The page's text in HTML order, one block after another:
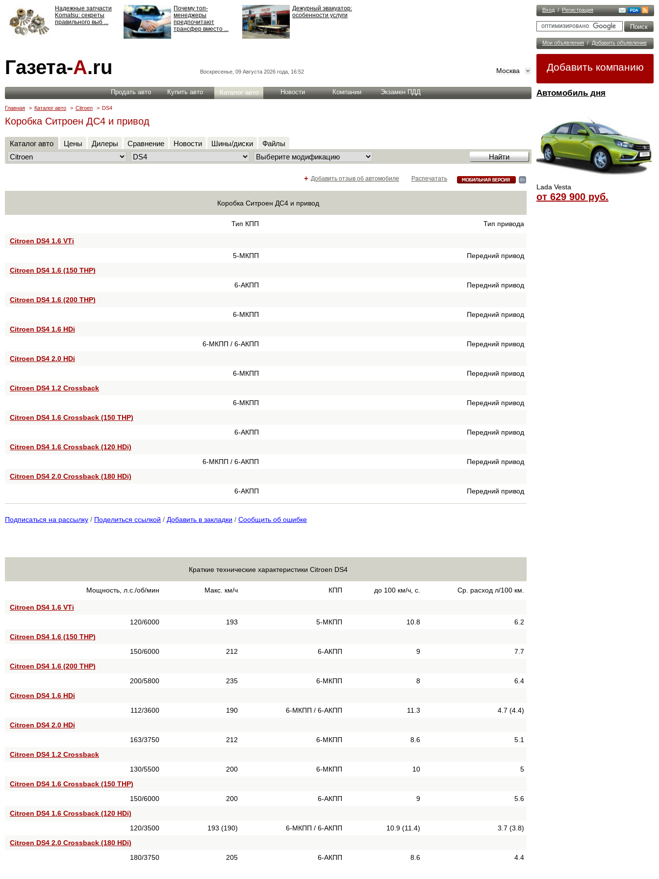
Вход / Регистрация
Мои объявления / Добавить объявление
Добавить компанию
Автомобиль дня
Lada Vesta
от 629 900 руб.
Надежные запчасти
Komatsu: секреты
правильного выб ...
Почему топ-
менеджеры
предпочитают
трансфер вместо ...
Дежурный эвакуатор:
особенности услуги
ответственности: все,
что нужно знать ...
Газета-А.ru Воскресенье, 09 Августа 2026 года, 16:52 Москва
Продать авто Купить авто Каталог авто Новости Компании Экзамен ПДД
Главная > Каталог авто > Citroen > DS4
Коробка Ситроен ДС4 и привод
Каталог авто Цены Дилеры Сравнение Новости Шины/диски Файлы
Распечатать
+ Добавить отзыв об автомобиле
Коробка Ситроен ДС4 и привод
Тип КПП Тип привода
Citroen DS4 1.6 VTi
5-МКПП
Передний привод
Citroen DS4 1.6 (150 THP)
6-АКПП
Передний привод
Citroen DS4 1.6 (200 THP)
6-МКПП
Передний привод
Citroen DS4 1.6 HDi
6-МКПП / 6-АКПП
Передний привод
Citroen DS4 2.0 HDi
6-МКПП
Передний привод
Citroen DS4 1.2 Crossback
6-МКПП
Передний привод
Citroen DS4 1.6 Crossback (150 THP)
6-АКПП
Передний привод
Citroen DS4 1.6 Crossback (120 HDi)
6-МКПП / 6-АКПП
Передний привод
Citroen DS4 2.0 Crossback (180 HDi)
6-АКПП
Передний привод
Подписаться на рассылку / Поделиться ссылкой / Добавить в закладки / Сообщить об ошибке
Краткие технические характеристики Citroen DS4
Мощность, л.с./об/мин Макс. км/ч КПП до 100 км/ч, с. Ср. расход л/100 км.
Citroen DS4 1.6 VTi
120/6000
193 5-МКПП 10.8
6.2
Citroen DS4 1.6 (150 THP)
150/6000
212 6-АКПП 9
7.7
Citroen DS4 1.6 (200 THP)
200/5800
235 6-МКПП 8
6.4
Citroen DS4 1.6 HDi
112/3600
190 6-МКПП / 6-АКПП 11.3
4.7 (4.4)
Citroen DS4 2.0 HDi
163/3750
212 6-МКПП 8.6
5.1
Citroen DS4 1.2 Crossback
130/5500
200 6-МКПП 10
5
Citroen DS4 1.6 Crossback (150 THP)
150/6000
200 6-АКПП 9
5.6
Citroen DS4 1.6 Crossback (120 HDi)
120/3500
193 (190) 6-МКПП / 6-АКПП 10.9 (11.4)
3.7 (3.8)
Citroen DS4 2.0 Crossback (180 HDi)
180/3750
205 6-АКПП 8.6 4.4